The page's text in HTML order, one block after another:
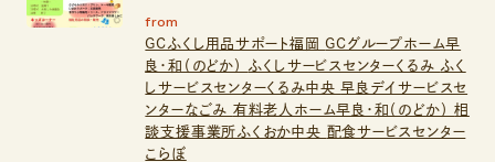
from
GCふくし用品サポート福岡GCグループホーム早
良・和（のどか） ふくしサービスセンターくるみ ふく
しサービスセンターくるみ中央早良デイサービスセ
ンターなごみ 有料老人ホーム早良・和（のどか）相
談支援事業所ふくおか中央 配食サービスセンター
こらぼ